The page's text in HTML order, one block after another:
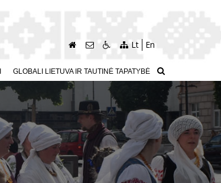
Lt En
GLOBALI LIETUVA IR TAUTINĖ TAPATYBĖ